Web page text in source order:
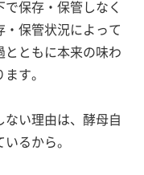
保存・保管しなく
・保管状況によって
とともに本来の味わ
す。
ない理由は、酵母自
るから。